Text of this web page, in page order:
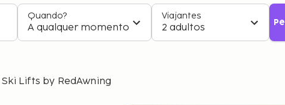
Quando?
A qualquer momento
Viajantes
2 adultos
Lifts by RedAwning